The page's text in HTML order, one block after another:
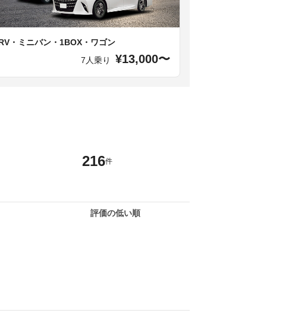
・ミニバン・1BOX・ワゴン
7人乗り
¥13,000〜
216件
評価の低い順